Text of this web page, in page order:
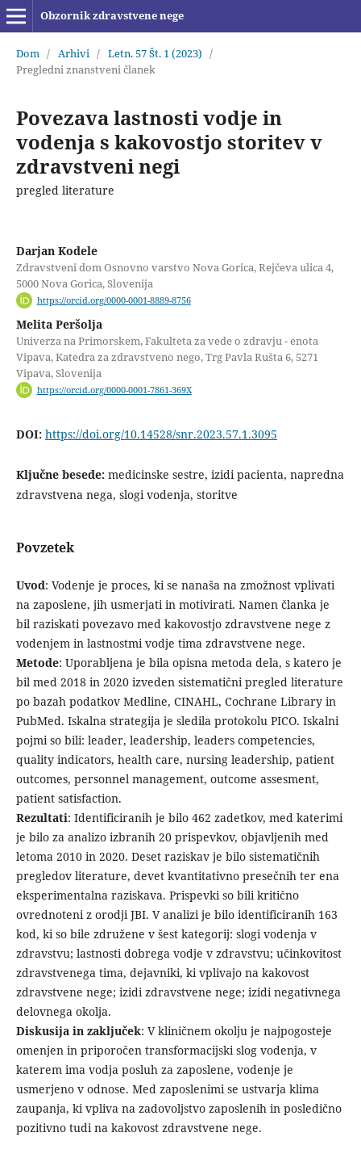
Obzornik zdravstvene nege
Dom / Arhivi / Letn. 57 Št. 1 (2023) /
Pregledni znanstveni članek
Povezava lastnosti vodje in
vodenja s kakovostjo storitev v
zdravstveni negi
pregled literature
Darjan Kodele
Zdravstveni dom Osnovno varstvo Nova Gorica, Rejčeva ulica 4,
5000 Nova Gorica, Slovenija
https://orcid.org/0000-0001-8889-8756
Melita Peršolja
Univerza na Primorskem, Fakulteta za vede o zdravju - enota
Vipava, Katedra za zdravstveno nego, Trg Pavla Rušta 6, 5271
Vipava, Slovenija
https://orcid.org/0000-0001-7861-369X
DOI: https://doi.org/10.14528/snr.2023.57.1.3095
Ključne besede: medicinske sestre, izidi pacienta, napredna
zdravstvena nega, slogi vodenja, storitve
Povzetek
Uvod: Vodenje je proces, ki se nanaša na zmožnost vplivati
na zaposlene, jih usmerjati in motivirati. Namen članka je
bil raziskati povezavo med kakovostjo zdravstvene nege z
vodenjem in lastnostmi vodje tima zdravstvene nege.
Metode: Uporabljena je bila opisna metoda dela, s katero je
bil med 2018 in 2020 izveden sistematični pregled literature
po bazah podatkov Medline, CINAHL, Cochrane Library in
PubMed. Iskalna strategija je sledila protokolu PICO. Iskalni
pojmi so bili: leader, leadership, leaders competencies,
quality indicators, health care, nursing leadership, patient
outcomes, personnel management, outcome assesment,
patient satisfaction.
Rezultati: Identificiranih je bilo 462 zadetkov, med katerimi
je bilo za analizo izbranih 20 prispevkov, objavljenih med
letoma 2010 in 2020. Deset raziskav je bilo sistematičnih
pregledov literature, devet kvantitativno presečnih ter ena
eksperimentalna raziskava. Prispevki so bili kritično
ovrednoteni z orodji JBI. V analizi je bilo identificiranih 163
kod, ki so bile združene v šest kategorij: slogi vodenja v
zdravstvu; lastnosti dobrega vodje v zdravstvu; učinkovitost
zdravstvenega tima, dejavniki, ki vplivajo na kakovost
zdravstvene nege; izidi zdravstvene nege; izidi negativnega
delovnega okolja.
Diskusija in zaključek: V kliničnem okolju je najpogosteje
omenjen in priporočen transformacijski slog vodenja, v
katerem ima vodja posluh za zaposlene, vodenje je
usmerjeno v odnose. Med zaposlenimi se ustvarja klima
zaupanja, ki vpliva na zadovoljstvo zaposlenih in posledično
pozitivno tudi na kakovost zdravstvene nege.